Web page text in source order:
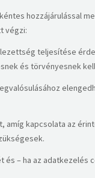
hozzájárulással
végzi:
teljesítése
és törvényesnek
kapcsolata az
– ha az